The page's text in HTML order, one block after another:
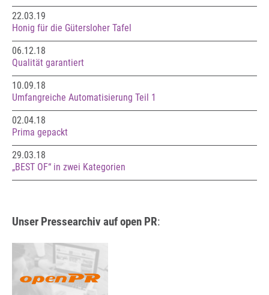
22.03.19
Honig für die Gütersloher Tafel
06.12.18
Qualität garantiert
10.09.18
Umfangreiche Automatisierung Teil 1
02.04.18
Prima gepackt
29.03.18
„BEST OF“ in zwei Kategorien
Unser Pressearchiv auf open PR: